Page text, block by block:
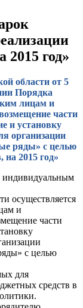
2015 год»
области от 5
Порядка
лицам и
части
и установку
организации
ряды» с целью
на 2015 год»
осуществляется
и
части
с целью
для
средств в